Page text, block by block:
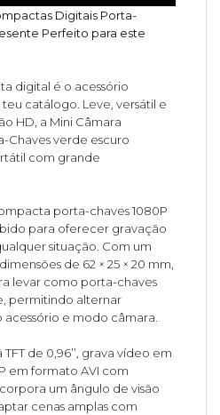
Digitais Porta-
Perfeito para este
digital é o acessório
catálogo. Leve, versátil e
HD, a Mini Câmara
Chaves verde escuro
com grande
porta-chaves 1080P
para oferecer gravação
situação. Com um
de 62 × 25 × 20 mm,
levar como porta-chaves
permitindo alternar
e modo câmara.
de 0,96’’, grava vídeo em
em formato AVI com
um ângulo de visão
cenas amplas com